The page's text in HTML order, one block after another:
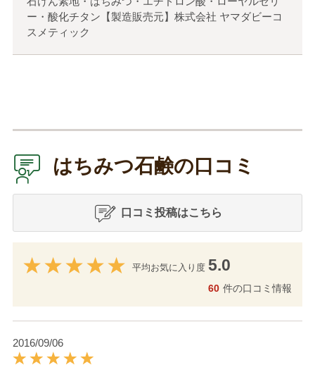
ー・酸化チタン【製造販売元】株式会社 ヤマダビーコ
スメティック
はちみつ石鹸の口コミ
口コミ投稿はこちら
平均お気に入り度 5.0
60 件の口コミ情報
2016/09/06